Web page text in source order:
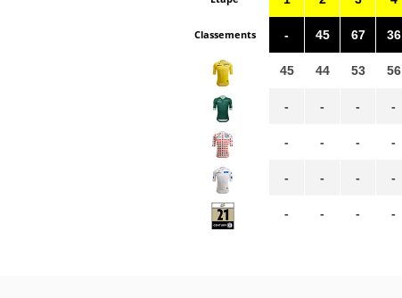
Classements -
45
-
-
-
-
45
44
-
-
-
-
67
53
-
-
-
-
36
56
-
-
-
-